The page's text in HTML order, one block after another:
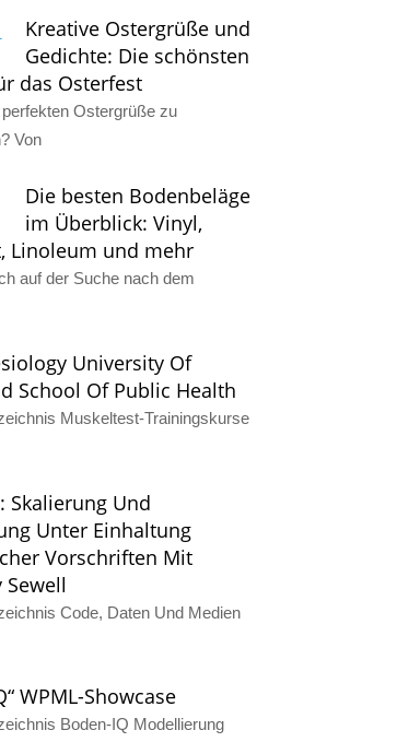
Kreative Ostergrüße und
Gedichte: Die schönsten
das Osterfest
Ostergrüße zu
Von
Die besten Bodenbeläge
im Überblick: Vinyl,
Linoleum und mehr
auf der Suche nach dem
University Of
School Of Public Health
Muskeltest-Trainingskurse
Skalierung Und
Unter Einhaltung
Vorschriften Mit
Code, Daten Und Medien
WPML-Showcase
Boden-IQ Modellierung